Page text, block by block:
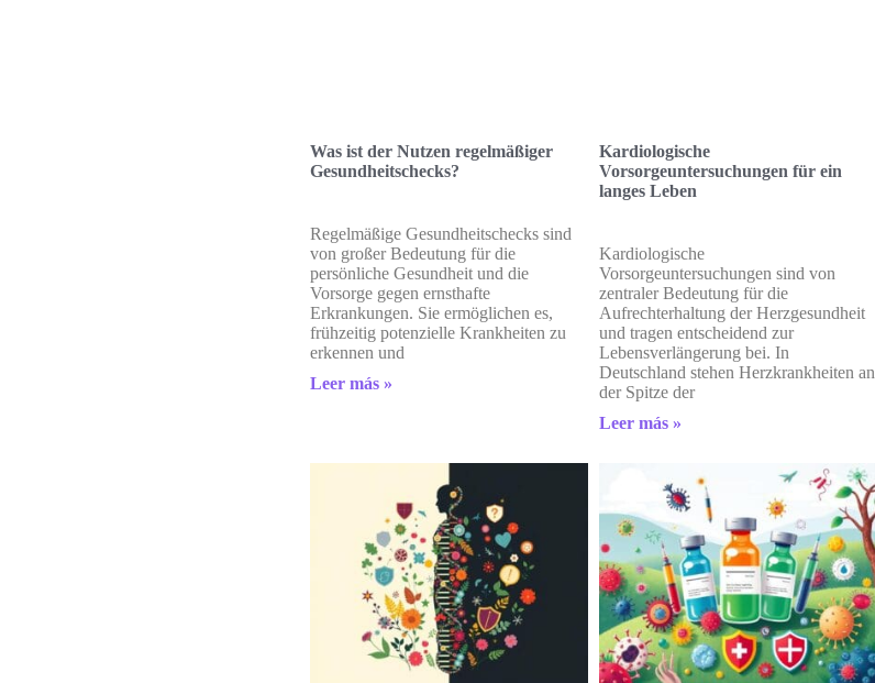
Was ist der Nutzen regelmäßiger
Gesundheitschecks?
Regelmäßige Gesundheitschecks sind
von großer Bedeutung für die
persönliche Gesundheit und die
Vorsorge gegen ernsthafte
Erkrankungen. Sie ermöglichen es,
frühzeitig potenzielle Krankheiten zu
erkennen und
Leer más »
Kardiologische
Vorsorgeuntersuchungen für ein
langes Leben
Kardiologische
Vorsorgeuntersuchungen sind von
zentraler Bedeutung für die
Aufrechterhaltung der Herzgesundheit
und tragen entscheidend zur
Lebensverlängerung bei. In
Deutschland stehen Herzkrankheiten an
der Spitze der
Leer más »